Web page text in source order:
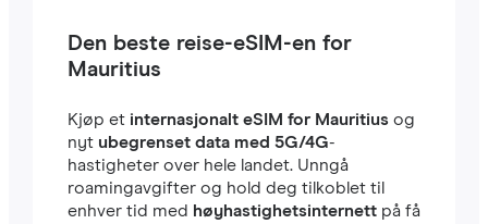
Den beste reise-eSIM-en for
Mauritius
Kjøp et internasjonalt eSIM for Mauritiusog
nyt ubegrenset data med 5G/4G-
hastigheter over hele landet. Unngå
roamingavgifter og hold deg tilkoblet til
enhver tid med høyhastighetsinternettpå få